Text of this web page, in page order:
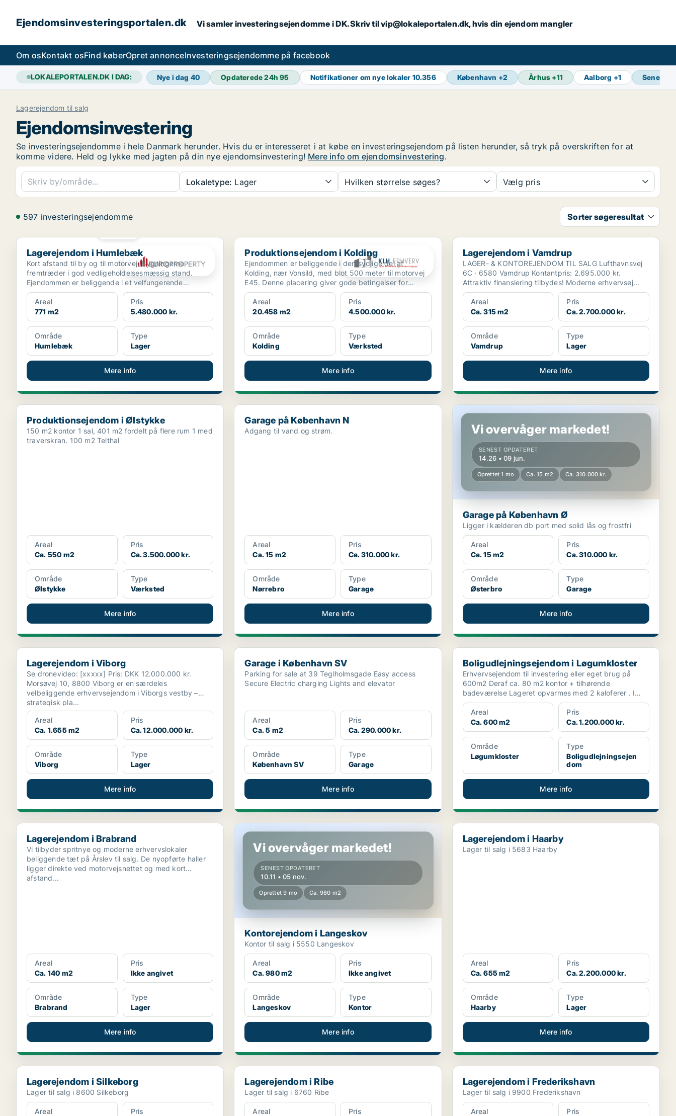
Ejendomsinvesteringsportalen.dk Vi samler investeringsejendomme i DK. Skriv til vip@lokaleportalen.dk, hvis din ejendom mangler
Om osKontakt osFind køberOpret annonceInvesteringsejendomme på facebook
LOKALEPORTALEN.DK I DAG: Nye i dag 40 Opdaterede 24h95 Notifikationer om nye lokaler 10.356 København +2 Århus +11 Aalborg +1 Seneste
Lagerejendom til salg
Ejendomsinvestering
Se investeringsejendomme i hele Danmark herunder. Hvis du er interesseret i at købe en investeringsejendom på listen herunder, så tryk på overskriften for at
komme videre. Held og lykke med jagten på din nye ejendomsinvestering! Mere info om ejendomsinvestering.
Lokaletype: Lager Hvilken størrelse søges? Vælg pris
597 investeringsejendomme Sorter søgeresultat
Lagerejendom i Humlebæk
Lagerejendom i Humlebæk
Kort afstand til by og til motorvej. Bygningerne
fremtræder i god vedligeholdelsesmæssig stand.
Ejendommen er beliggende i et velfungerende
erhvervsområde.
Areal
771 m2
Pris
5.480.000 kr.
Område
Humlebæk
Type
Lager
Mere info
Produktionsejendom i Kolding
Produktionsejendom i Kolding
Ejendommen er beliggende i den sydlige del af
Kolding, nær Vonsild, med blot 500 meter til motorvej
E45. Denne placering giver gode betingelser for
erhvervsm...
Areal
20.458 m2
Pris
4.500.000 kr.
Område
Kolding
Type
Værksted
Mere info
Lagerejendom i Vamdrup
Lagerejendom i Vamdrup
LAGER- & KONTOREJENDOM TIL SALG Lufthavnsvej
6C · 6580 Vamdrup Kontantpris: 2.695.000 kr.
Attraktiv finansiering tilbydes! Moderne erhvervsej...
Areal
Ca. 315 m2
Pris
Ca. 2.700.000 kr.
Område
Vamdrup
Type
Lager
Mere info
Produktionsejendom i Ølstykke
Produktionsejendom i Ølstykke
150 m2 kontor 1 sal, 401 m2 fordelt på flere rum 1 med
traverskran. 100 m2 Telthal
Areal
Ca. 550 m2
Pris
Ca. 3.500.000 kr.
Område
Ølstykke
Type
Værksted
Mere info
Garage på København N
Garage på København N
Adgang til vand og strøm.
Areal
Ca. 15 m2
Pris
Ca. 310.000 kr.
Område
Nørrebro
Type
Garage
Mere info
Garage på København Ø
Vi overvåger markedet!
SENEST OPDATERET
14.26 • 09 jun.
Oprettet 1 mo Ca. 15 m2 Ca. 310.000 kr.
Garage på København Ø
Ligger i kælderen db port med solid lås og frostfri
Areal
Ca. 15 m2
Pris
Ca. 310.000 kr.
Område
Østerbro
Type
Garage
Mere info
Lagerejendom i Viborg
Lagerejendom i Viborg
Se dronevideo: [xxxxx] Pris: DKK 12.000.000 kr.
Morsøvej 10, 8800 Viborg er en særdeles
velbeliggende erhvervsejendom i Viborgs vestby –
strategisk pla...
Areal
Ca. 1.655 m2
Pris
Ca. 12.000.000 kr.
Område
Viborg
Type
Lager
Mere info
Garage i København SV
Garage i København SV
Parking for sale at 39 Teglholmsgade Easy access
Secure Electric charging Lights and elevator
Areal
Ca. 5 m2
Pris
Ca. 290.000 kr.
Område
København SV
Type
Garage
Mere info
Boligudlejningsejendom i Løgumkloster
Boligudlejningsejendom i Løgumkloster
Erhvervsejendom til investering eller eget brug på
600m2 Deraf ca. 80 m2 kontor + tilhørende
badeværelse Lageret opvarmes med 2 kaloferer . I
gavlen er d...
Areal
Ca. 600 m2
Pris
Ca. 1.200.000 kr.
Område
Løgumkloster
Type
Boligudlejningsejen
dom
Mere info
Lagerejendom i Brabrand
Lagerejendom i Brabrand
Vi tilbyder spritnye og moderne erhvervslokaler
beliggende tæt på Årslev til salg. De nyopførte haller
ligger direkte ved motorvejsnettet og med kort
afstand...
Areal
Ca. 140 m2
Pris
Ikke angivet
Område
Brabrand
Type
Lager
Mere info
Kontorejendom i Langeskov
Vi overvåger markedet!
SENEST OPDATERET
10.11 • 05 nov.
Oprettet 9 mo Ca. 980 m2
Kontorejendom i Langeskov
Kontor til salg i 5550 Langeskov
Areal
Ca. 980 m2
Pris
Ikke angivet
Område
Langeskov
Type
Kontor
Mere info
Lagerejendom i Haarby
Lagerejendom i Haarby
Lager til salg i 5683 Haarby
Areal
Ca. 655 m2
Pris
Ca. 2.200.000 kr.
Område
Haarby
Type
Lager
Mere info
Lagerejendom i Silkeborg
Lagerejendom i Silkeborg
Lager til salg i 8600 Silkeborg
Areal
Pris
Lagerejendom i Ribe
Lagerejendom i Ribe
Lager til salg i 6760 Ribe
Areal
Pris
Lagerejendom i Frederikshavn
Lagerejendom i Frederikshavn
Lager til salg i 9900 Frederikshavn
Areal
Pris